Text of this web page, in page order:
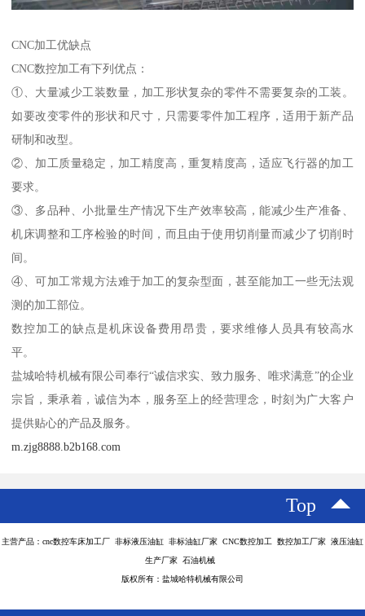
CNC加工优缺点
CNC数控加工有下列优点：
①、大量减少工装数量，加工形状复杂的零件不需要复杂的工装。
如要改变零件的形状和尺寸，只需要零件加工程序，适用于新产品
研制和改型。
②、加工质量稳定，加工精度高，重复精度高，适应飞行器的加工
要求。
③、多品种、小批量生产情况下生产效率较高，能减少生产准备、
机床调整和工序检验的时间，而且由于使用切削量而减少了切削时
间。
④、可加工常规方法难于加工的复杂型面，甚至能加工一些无法观
测的加工部位。
数控加工的缺点是机床设备费用昂贵，要求维修人员具有较高水
平。
盐城哈特机械有限公司奉行“诚信求实、致力服务、唯求满意”的企业
宗旨，秉承着，诚信为本，服务至上的经营理念，时刻为广大客户
提供贴心的产品及服务。
m.zjg8888.b2b168.com
Top
主营产品：cnc数控车床加工厂 非标液压油缸 非标油缸厂家 CNC数控加工 数控加工厂家 液压油缸
生产厂家 石油机械
版权所有：盐城哈特机械有限公司